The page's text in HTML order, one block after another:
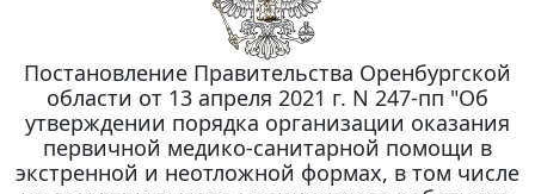
Постановление Правительства Оренбургской
области от 13 апреля 2021 г. N 247-пп "Об
утверждении порядка организации оказания
первичной медико-санитарной помощи в
экстренной и неотложной формах, в том числе